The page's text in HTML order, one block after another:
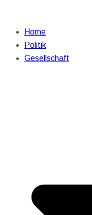
Home
Politik
Gesellschaft